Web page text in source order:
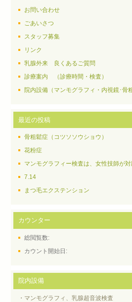
お問い合わせ
ごあいさつ
スタッフ募集
リンク
乳腺外来 良くあるご質問
診療案内 （診療時間・検査）
院内設備（マンモグラフィ・内視鏡･骨
最近の投稿
骨粗鬆症（コツソソウショウ）
花粉症
マンモグラフィー検査は、女性技師が対
7.14
まつ毛エクステンション
カウンター
総閲覧数:
カウント開始日:
院内設備
・マンモグラフィ、乳腺超音波検査